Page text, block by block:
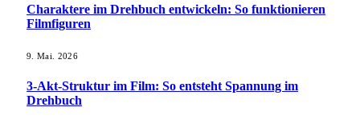
Charaktere im Drehbuch entwickeln: So funktionieren
Filmfiguren
9. Mai. 2026
3-Akt-Struktur im Film: So entsteht Spannung im
Drehbuch